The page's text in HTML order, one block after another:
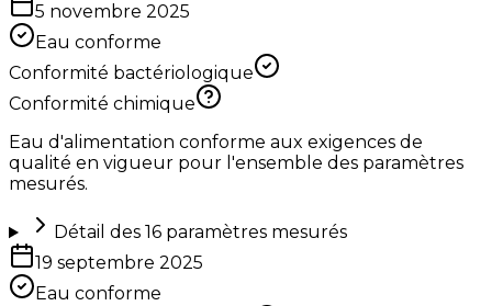
5 novembre 2025
Eau conforme
Conformité bactériologique
Conformité chimique
Eau d'alimentation conforme aux exigences de
qualité en vigueur pour l'ensemble des paramètres
mesurés.
Détail des 16paramètres mesurés
19 septembre 2025
Eau conforme